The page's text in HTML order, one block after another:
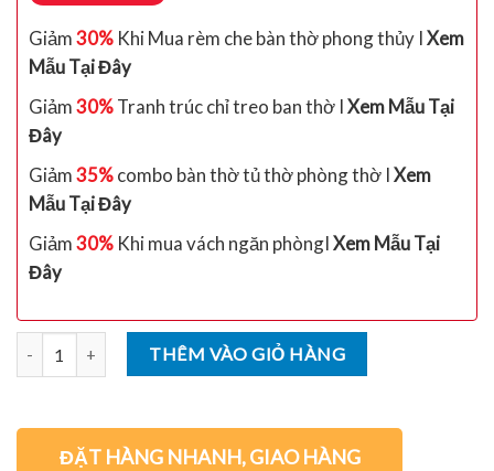
Giảm30% Khi Mua rèm che bàn thờ phong thủy IXem
Mẫu Tại Đây
Giảm30%Tranh trúc chỉ treo ban thờ IXem Mẫu Tại
Đây
Giảm35%combo bàn thờ tủ thờ phòng thờ IXem
Mẫu Tại Đây
Giảm30% Khi mua vách ngăn phòngIXem Mẫu Tại
Đây
THÊM VÀO GIỎ HÀNG
ĐẶT HÀNG NHANH, GIAO HÀNG